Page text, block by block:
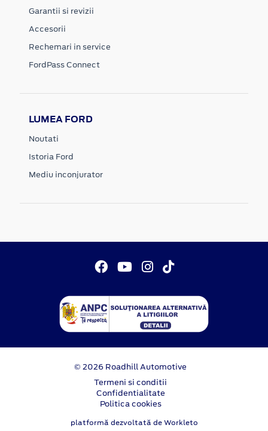
Garantii si revizii
Accesorii
Rechemari in service
FordPass Connect
LUMEA FORD
Noutati
Istoria Ford
Mediu inconjurator
© 2026 Roadhill Automotive
Termeni si conditii
Confidentialitate
Politica cookies
platformă dezvoltată de Workleto